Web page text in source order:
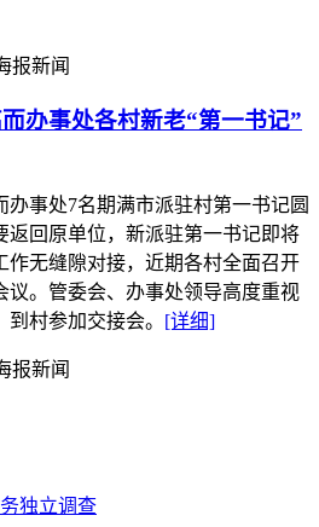
报新闻
办事处各村新老“第一书记”
办事处7名期满市派驻村第一书记圆
返回原单位，新派驻第一书记即将
作无缝隙对接，近期各村全面召开
议。管委会、办事处领导高度重视
村参加交接会。 [详细]
报新闻
独立调查